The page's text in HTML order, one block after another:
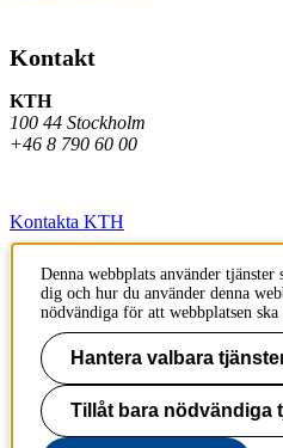
Kontakt
KTH
100 44 Stockholm
+46 8 790 60 00
Kontakta KTH
Jobba på KTH
Press och media
Faktura och betalning KTH
Om KTH:s webbplatser
Denna webbplats använder
dig och hur du använder denna
nödvändiga för att webbplatsen
Hantera valbara
Tillåt bara nödvändiga